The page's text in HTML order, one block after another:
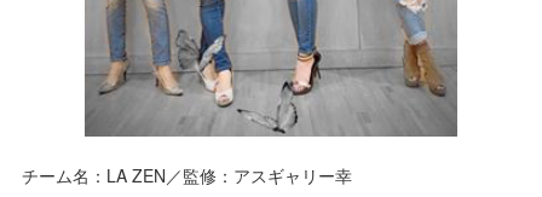
チーム名：LA ZEN／監修：アスギャリー幸